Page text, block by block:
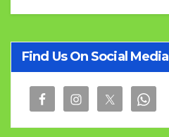
Find Us On Social Media